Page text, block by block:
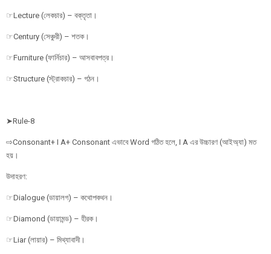
☞Lecture (লেকচার) – বক্তৃতা।
☞Century (সেঞ্চুরী) – শতক।
☞Furniture (ফার্নিচার) – আসবাবপত্র।
☞Structure (স্ট্রাকচার) – গঠন।
➤Rule-8
⇨Consonant+ I A+ Consonant এভাবে Word গঠিত হলে, I A এর উচ্চারণ (আইঅ্যা) মত
হয়।
উদাহরণ:
☞Dialogue (ডায়ালগ) – কথোপকথন।
☞Diamond (ডায়ামন্ড) – হীরক।
☞Liar (লায়ার) – মিথ্যাবাদী।